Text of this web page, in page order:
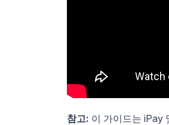
참고: 이 가이드는 iPay